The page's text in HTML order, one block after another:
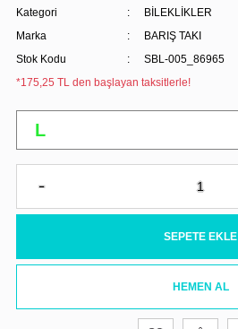
Kategori
BİLEKLİKLER
Marka
BARIŞ TAKI
Stok Kodu
SBL-005_86965
*175,25 TL den başlayan taksitlerle!
SEPETE EKLE
HEMEN AL